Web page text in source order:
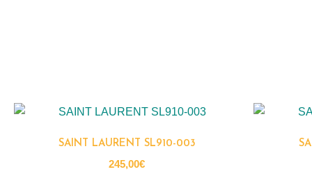
SAINT LAURENT SL910-003
245,00€